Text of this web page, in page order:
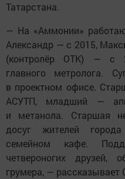
Татарстана.
— На «Аммонии»
Александр — с 2015,
(контролёр ОТК) — с
главного метролога.
в проектном офисе.
АСУТП, младший —
и метанола. Старшая
досуг жителей
семейном кафе.
четвероногих друзей,
грумера, — рассказывает